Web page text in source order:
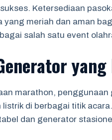
Ketersediaan
yang meriah dan aman
salah satu event
marathon,
di berbagai titik
dan generator